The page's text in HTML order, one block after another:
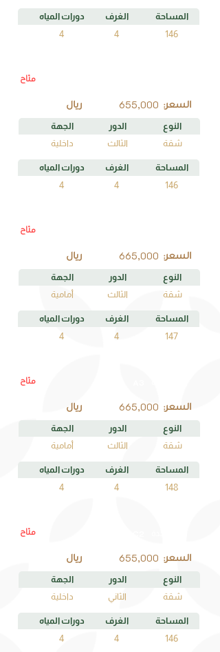
المساحة الغرف دورات المياه
146
4
4
متاح
ريال 655,000 السعر:
النوع
الدور
الجهة
شقة
الثالث داخلية
المساحة الغرف دورات المياه
146
4
4
متاح
ريال 665,000 السعر:
النوع
الدور
الجهة
شقة
الثالث أمامية
المساحة الغرف دورات المياه
147
4
4
متاح
ريال 665,000 السعر:
النوع
الدور
الجهة
شقة
الثالث أمامية
المساحة الغرف دورات المياه
148
4
4
متاح
ريال 655,000 السعر:
النوع
الدور
الجهة
شقة
الثاني داخلية
المساحة الغرف دورات المياه
146
4
4